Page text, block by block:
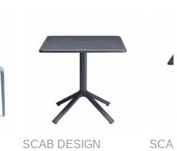
SCAB DESIGN